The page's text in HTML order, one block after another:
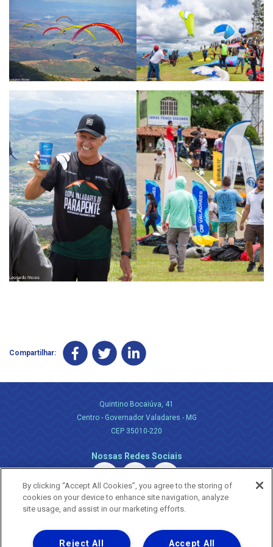
Compartilhar:
Quintino Bocaiúva, 41
Centro - Governador Valadares - MG
CEP 35010-220
Nossas Redes Sociais
By clicking “Accept All Cookies”, you agree to the storing of
cookies on your device to enhance site navigation, analyze
site usage, and assist in our marketing efforts.
Accept All
Reject All